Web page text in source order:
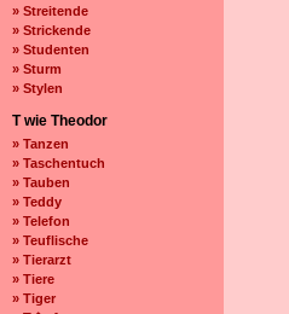
» Streitende
» Strickende
» Studenten
» Sturm
» Stylen
T wie Theodor
» Tanzen
» Taschentuch
» Tauben
» Teddy
» Telefon
» Teuflische
» Tierarzt
» Tiere
» Tiger